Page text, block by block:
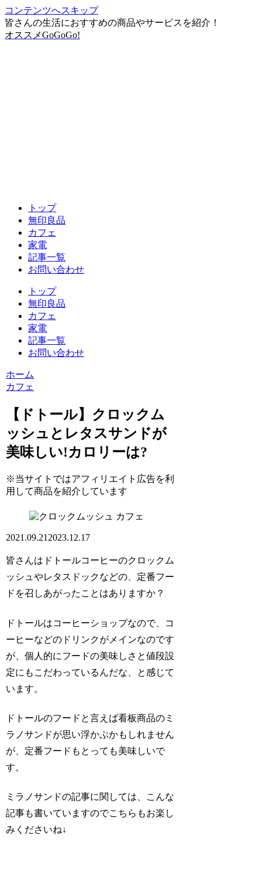
コンテンツへスキップ
皆さんの生活におすすめの商品やサービスを紹介！
オススメGoGoGo!
トップ
無印良品
カフェ
家電
記事一覧
お問い合わせ
トップ
無印良品
カフェ
家電
記事一覧
お問い合わせ
ホーム
カフェ
【ドトール】クロックム
ッシュとレタスサンドが
美味しい!カロリーは?
※当サイトではアフィリエイト広告を利
用して商品を紹介しています
カフェ
2021.09.21 2023.12.17
皆さんはドトールコーヒーのクロックム
ッシュやレタスドックなどの、定番フー
ド を召しあがったことはありますか？
ドトールはコーヒーショップなので、コ
ーヒーなどのドリンクがメインなのです
が、個人的にフードの美味しさと値段設
定にもこだわっているんだな、と感じて
います。
ドトールのフードと言えば看板商品のミ
ラノサンドが思い浮かぶかもしれません
が、定番フードもとっても美味しいで
す。
ミラノサンドの記事に関しては、こんな
記事も書いていますのでこちらもお楽し
みくださいね↓